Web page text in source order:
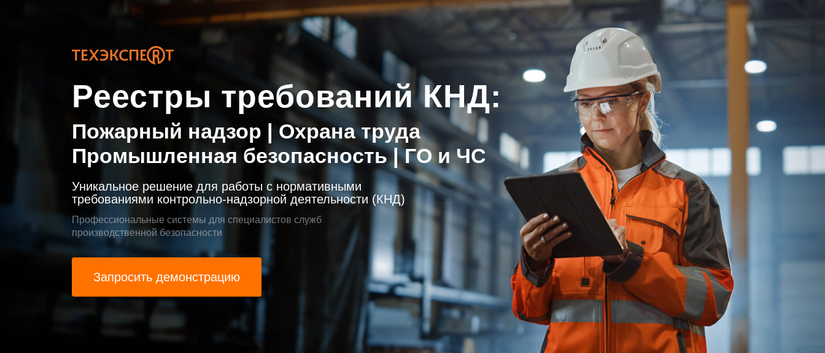
Реестры требований КНД:
Пожарный надзор | Охрана труда
Промышленная безопасность | ГО и ЧС
Уникальное решение для работы с нормативными
требованиями контрольно-надзорной деятельности (КНД)
Профессиональные системы для специалистов служб
производственной безопасности
Запросить демонстрацию